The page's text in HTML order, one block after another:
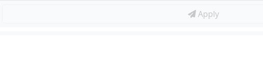
Apply